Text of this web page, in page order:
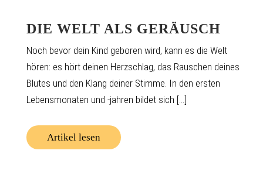
DIE WELT ALS GERÄUSCH
Noch bevor dein Kind geboren wird, kann es die Welt
hören: es hört deinen Herzschlag, das Rauschen deines
Blutes und den Klang deiner Stimme. In den ersten
Lebensmonaten und -jahren bildet sich [...]
Artikel lesen